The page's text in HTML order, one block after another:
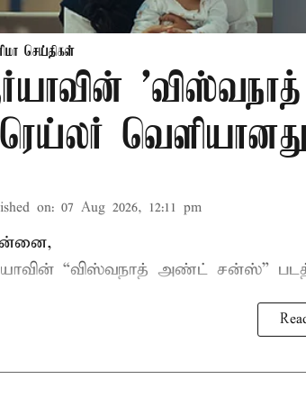
செய்திகள்
on: 07 Aug 2026, 12:11 pm
“விஸ்வநாத் அண்ட் சன்ஸ்”